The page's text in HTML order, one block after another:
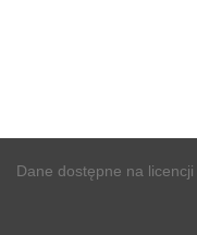
Dane dostępne na licencji